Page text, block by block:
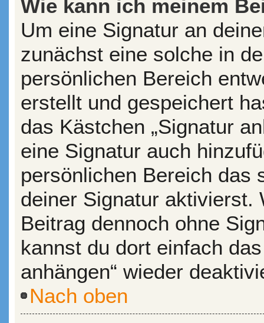
Wie kann ich meinem
Um eine Signatur an
zunächst eine solche in
persönlichen Bereich
erstellt und gespeichert
das Kästchen „Signatur
eine Signatur auch
persönlichen Bereich das
deiner Signatur aktivierst.
Beitrag dennoch ohne
kannst du dort einfach
anhängen“ wieder
Nach oben